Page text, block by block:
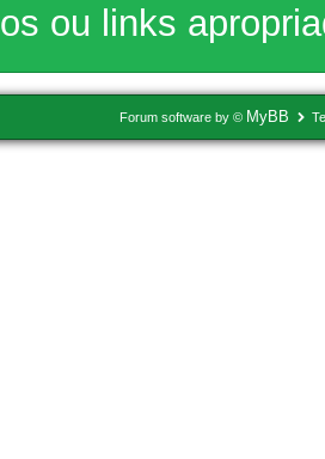
ou links
Forum software by © MyBB